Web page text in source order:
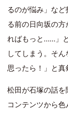
るのが悩み」な
る前の日向坂の
ればもっと……」
してしまう。そ
思ったら！」と真
松田が石塚の話
コンテンツから